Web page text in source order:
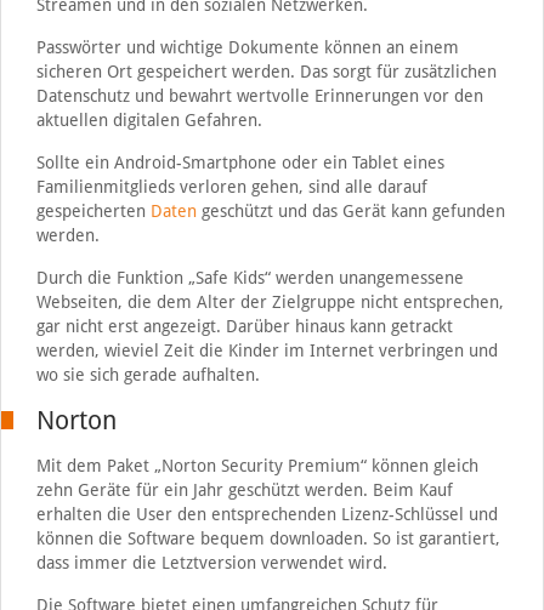
Streamen und in den sozialen Netzwerken.
Passwörter und wichtige Dokumente können an einem
sicheren Ort gespeichert werden. Das sorgt für zusätzlichen
Datenschutz und bewahrt wertvolle Erinnerungen vor den
aktuellen digitalen Gefahren.
Sollte ein Android-Smartphone oder ein Tablet eines
Familienmitglieds verloren gehen, sind alle darauf
gespeicherten Datengeschützt und das Gerät kann gefunden
werden.
Durch die Funktion „Safe Kids“ werden unangemessene
Webseiten, die dem Alter der Zielgruppe nicht entsprechen,
gar nicht erst angezeigt. Darüber hinaus kann getrackt
werden, wieviel Zeit die Kinder im Internet verbringen und
wo sie sich gerade aufhalten.
Norton
Mit dem Paket „Norton Security Premium“ können gleich
zehn Geräte für ein Jahr geschützt werden. Beim Kauf
erhalten die User den entsprechenden Lizenz-Schlüssel und
können die Software bequem downloaden. So ist garantiert,
dass immer die Letztversion verwendet wird.
Die Software bietet einen umfangreichen Schutz für